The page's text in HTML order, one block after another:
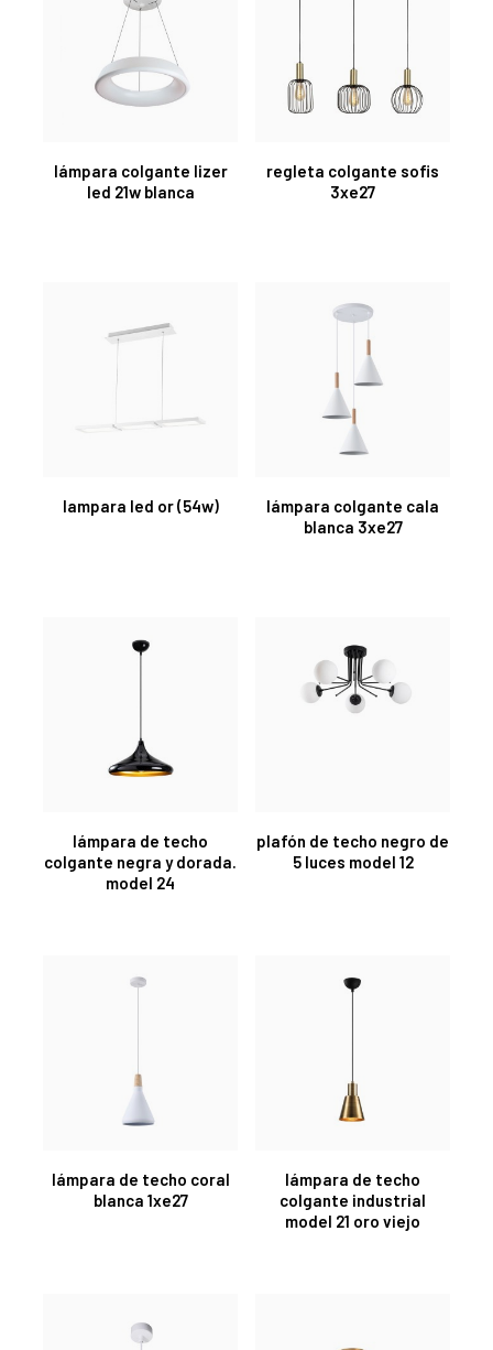
lámpara colgante lizer
led 21w blanca
regleta colgante sofis
3xe27
lampara led or (54w)
lámpara colgante cala
blanca 3xe27
lámpara de techo
colgante negra y dorada.
model 24
plafón de techo negro de
5 luces model 12
lámpara de techo coral
blanca 1xe27
lámpara de techo
colgante industrial
model 21 oro viejo